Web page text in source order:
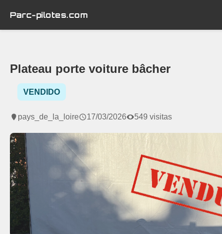
Parc-pilotes.com
Plateau porte voiture bâcher
VENDIDO
pays_de_la_loire 17/03/2026 549 visitas